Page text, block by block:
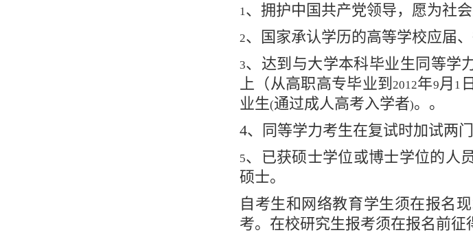
1、拥护中国共产党领导，愿为社
2、国家承认学历的高等学校应届
3、达到与大学本科毕业生同等学
上（从高职高专毕业到2012年9月 1
业生(通过成人高考入学者)。。
4、同等学力考生在复试时加试两
5、已获硕士学位或博士学位的人
硕士。
自考生和网络教育学生须在报名
考。在校研究生报考须在报名前征